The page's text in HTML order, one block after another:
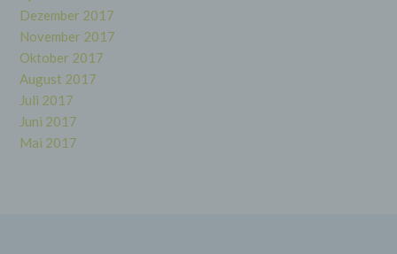
Dezember 2017
November 2017
Oktober 2017
August 2017
Juli 2017
Juni 2017
Mai 2017
einzuschränken.
e) Profiling